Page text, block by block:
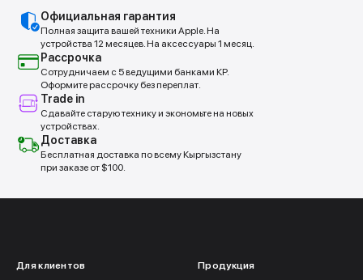
Официальная гарантия
Полная защита вашей техники Apple. На
устройства 12 месяцев. На аксессуары 1 месяц.
Рассрочка
Сотрудничаем с 5 ведущими банками КР.
Оформите рассрочку без переплат.
Trade in
Сдавайте старую технику и экономьте на новых
устройствах.
Доставка
Бесплатная доставка по всему Кыргызстану
при заказе от $100.
Для клиентов Продукция